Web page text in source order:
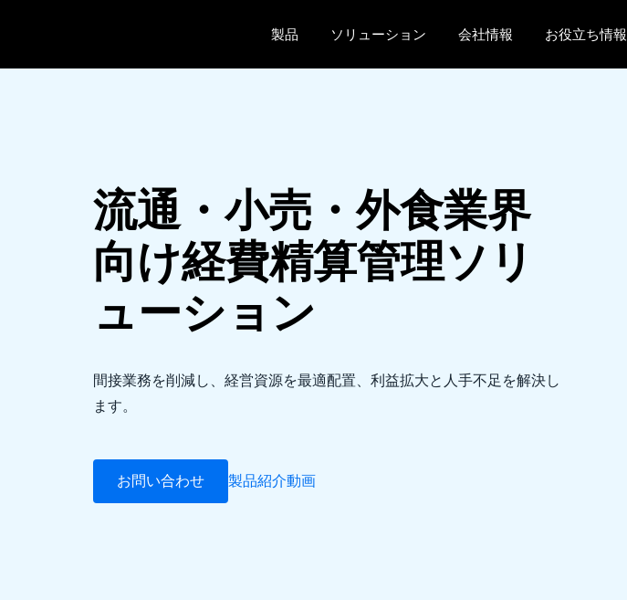
製品
ソリューション 会社情報 お役立ち情報
Canada (Français)
México (Español)
Brasil (Português)
流通・小売・外食業界
向け経費精算管理ソリ
ューション
間接業務を削減し、経営資源を最適配置、利益拡大と人手不足を解決し
ます。
お問い合わせ 製品紹介動画